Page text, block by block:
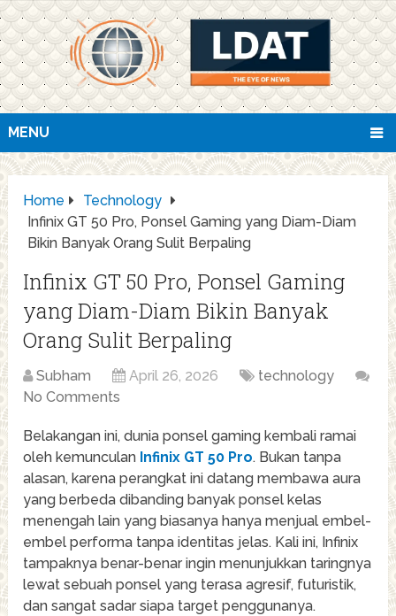
MENU
Home
Technology
Infinix GT 50 Pro, Ponsel Gaming yang Diam-Diam
Bikin Banyak Orang Sulit Berpaling
Infinix GT 50 Pro, Ponsel Gaming
yang Diam-Diam Bikin Banyak
Orang Sulit Berpaling
Subham April 26, 2026
technology
No Comments
Belakangan ini, dunia ponsel gaming kembali ramai
oleh kemunculan Infinix GT 50 Pro. Bukan tanpa
alasan, karena perangkat ini datang membawa aura
yang berbeda dibanding banyak ponsel kelas
menengah lain yang biasanya hanya menjual embel-
embel performa tanpa identitas jelas. Kali ini, Infinix
tampaknya benar-benar ingin menunjukkan taringnya
lewat sebuah ponsel yang terasa agresif, futuristik,
dan sangat sadar siapa target penggunanya.